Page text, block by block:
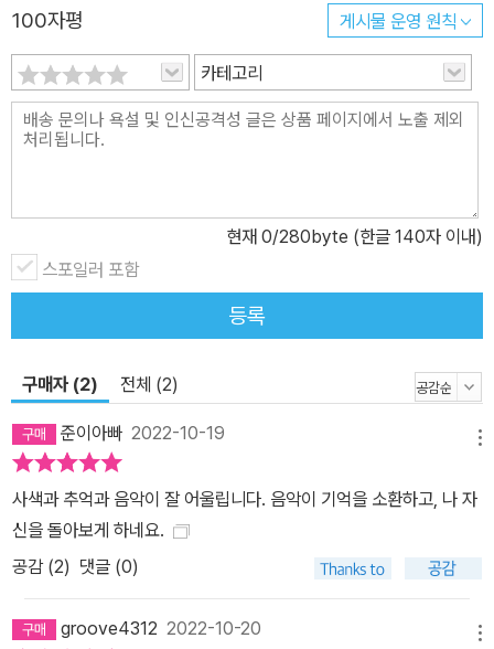
저자는 누구보다 음악을 잘 듣는 귀를 가졌고, 음악을 언어화할 수 있
는 기량을 지녔다. 이 책엔 총 서른 곡의 노래가 실려 있는데, 그 곡들
에 덧붙여진 서른 가지 이야기는 살아 숨 쉬고 있는 것처럼 느껴진다.
그녀가 타인의 이야기를 듣는 귀를 지녔으니 음악을 듣는 귀도 섬세
한 것이 아닐까 짐작케 하는 순간이 많다. 사랑하는 사람이 사랑했던
못 쉬어 눈을 감겨드려야 했던 후배 M으로부터 시작된다. “M은 이제
한시가 바쁜 사람.” 현대인은 누구나 바쁜데, 왜 M만 특별히 바쁘다
고 묘사한 걸까. 누군가의 죽음은 남겨진 사람을 ‘슬프게’라기보다 ‘바
쁘게’ 만드는데, 포장도로처럼 매끄럽던 일상 속에서 M의 어머니는
이 된 M은 울기만 하더니 허둥댔다. 바빠진 M을 도와야 하니 저자도
가 주섬주섬 옷을 챙긴다. 그다음 장면은 주저앉음, 눈물, 사는 게 허
무하다는 한탄, 함께 쏟아내는 울음……. 절박한 순간에는 말이나 행
동이 나오지 않고, 시간이 끊긴 듯 휴지기가 생겨난다. 휴지기는 기억
을 불러일으키고, 곧 과거와 현재가 뒤엉키며 때론 미래의 불안함까
지 미리 가져다 쓴다. 그러는 사이 어쩌면 고인故人은 잠시 후배와
M의 옆자리에 다녀갔는지도 모르겠다며 저자는 두 사람을 위로한다.
후배와 M의 이야기는 니나 시몬이 1976년 파리 몽트뢰 재즈 페스티
100자평 게시물 운영 원칙
카테고리
현재 0/280byte (한글 140자 이내)
스포일러 포함
등록
구매자 (2) 전체 (2)
준이아빠 2022-10-19
사색과 추억과 음악이 잘 어울립니다. 음악이 기억을 소환하고, 나 자
신을 돌아보게 하네요.
공감 (2) 댓글 (0)
groove4312 2022-10-20